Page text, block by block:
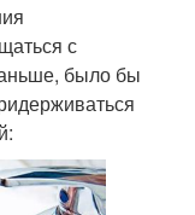
с
было бы